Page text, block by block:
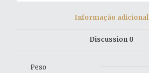
Informação adicional
Discussion 0
Peso